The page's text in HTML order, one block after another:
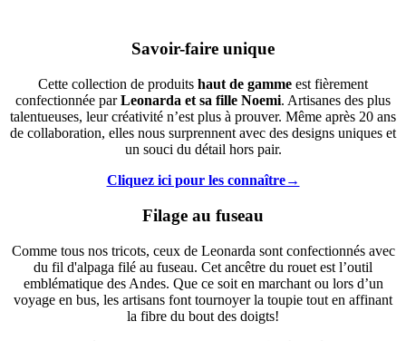
Savoir-faire unique
Cette collection de produits haut de gamme est fièrement
confectionnée parLeonarda et sa fille Noemi. Artisanes des plus
talentueuses, leur créativité n’est plus à prouver. Même après 20 ans
de collaboration, elles nous surprennent avec des designs uniques et
un souci du détail hors pair.
Cliquez ici pour les connaître→
Filage au fuseau
Comme tous nos tricots, ceux de Leonarda sont confectionnés avec
du fil d'alpaga filé au fuseau. Cet ancêtre du rouet est l’outil
emblématique des Andes. Que ce soit en marchant ou lors d’un
voyage en bus, les artisans font tournoyer la toupie tout en affinant
la fibre du bout des doigts!